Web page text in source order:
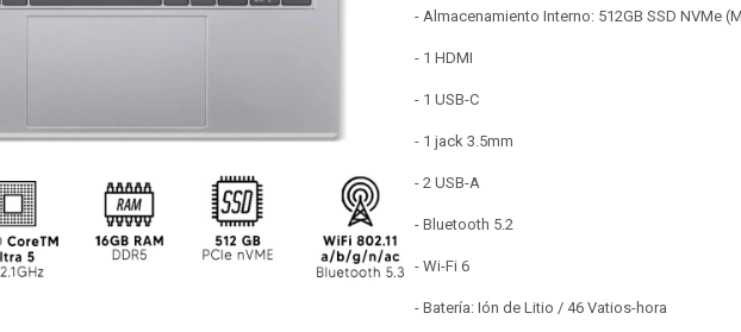
- Almacenamiento Interno: 512GB SSD NVMe
- 1 HDMI
- 1 USB-C
- 1 jack 3.5mm
- 2 USB-A
- Bluetooth 5.2
- Wi-Fi 6
- Batería: Ión de Litio / 46 Vatios-hora